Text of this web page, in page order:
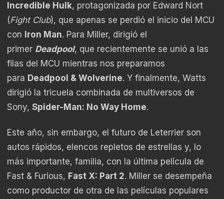
Incredible Hulk, protagonizada por Edward Nort
(Fight Club), que apenas se perdió el inicio del MCU
con Iron Man. Para Miller, dirigió el
primer Deadpool, que recientemente se unió a las
filas del MCU mientras nos preparamos
para Deadpool & Wolverine. Y finalmente, Watts
dirigió la tricuela combinada de multiversos de
Sony, Spider-Man: No Way Home.
Este año, sin embargo, el futuro de Leterrier son
autos rápidos, elencos repletos de estrellas y, lo
más importante, familia, con la última película de
Fast & Furious, Fast X: Part 2. Miller se desempeña
como productor de otra de las películas populares